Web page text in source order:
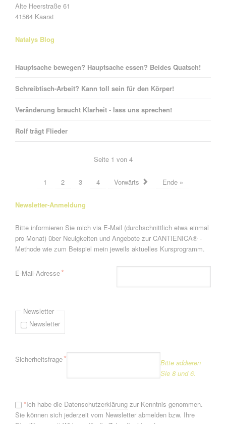
Alte Heerstraße 61
41564 Kaarst
Natalys Blog
Hauptsache bewegen? Hauptsache essen? Beides Quatsch!
Schreibtisch-Arbeit? Kann toll sein für den Körper!
Veränderung braucht Klarheit - lass uns sprechen!
Rolf trägt Flieder
Seite 1 von 4
1 2 3 4 Vorwärts Ende »
Newsletter-Anmeldung
Bitte informieren Sie mich via E-Mail (durchschnittlich etwa einmal
pro Monat) über Neuigkeiten und Angebote zur CANTIENICA® -
Methode wie zum Beispiel mein jeweils aktuelles Kursprogramm.
Pflichtfeld
E-Mail-Adresse*
Newsletter
Newsletter
Pflichtfeld
Sicherheitsfrage*
Bitte addieren
Sie 8 und 6.
*Ich habe die Datenschutzerklärungzur Kenntnis genommen.
Sie können sich jederzeit vom Newsletter abmelden bzw. Ihre